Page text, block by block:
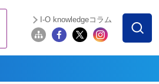
I-O knowledgeコラム